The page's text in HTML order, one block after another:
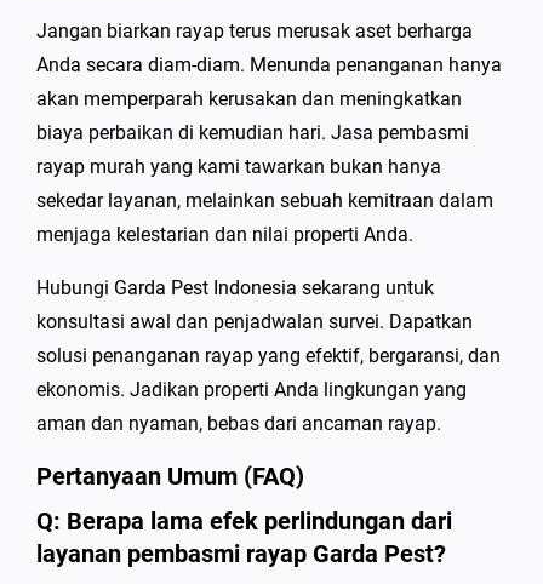
Jangan biarkan rayap terus merusak aset berharga
Anda secara diam-diam. Menunda penanganan hanya
akan memperparah kerusakan dan meningkatkan
biaya perbaikan di kemudian hari. Jasa pembasmi
rayap murah yang kami tawarkan bukan hanya
sekedar layanan, melainkan sebuah kemitraan dalam
menjaga kelestarian dan nilai properti Anda.
Hubungi Garda Pest Indonesia sekarang untuk
konsultasi awal dan penjadwalan survei. Dapatkan
solusi penanganan rayap yang efektif, bergaransi, dan
ekonomis. Jadikan properti Anda lingkungan yang
aman dan nyaman, bebas dari ancaman rayap.
Pertanyaan Umum (FAQ)
Q: Berapa lama efek perlindungan dari
layanan pembasmi rayap Garda Pest?